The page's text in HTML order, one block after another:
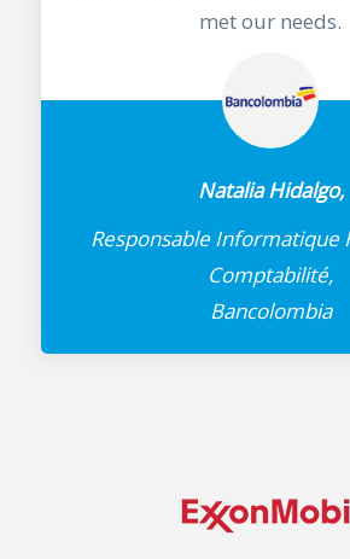
met our needs.
Natalia Hidalgo,
Responsable Informatique
Comptabilité,
Bancolombia